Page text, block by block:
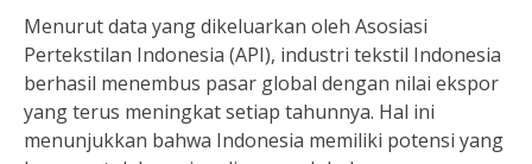
Menurut data yang dikeluarkan oleh Asosiasi
Pertekstilan Indonesia (API), industri tekstil Indonesia
berhasil menembus pasar global dengan nilai ekspor
yang terus meningkat setiap tahunnya. Hal ini
menunjukkan bahwa Indonesia memiliki potensi yang